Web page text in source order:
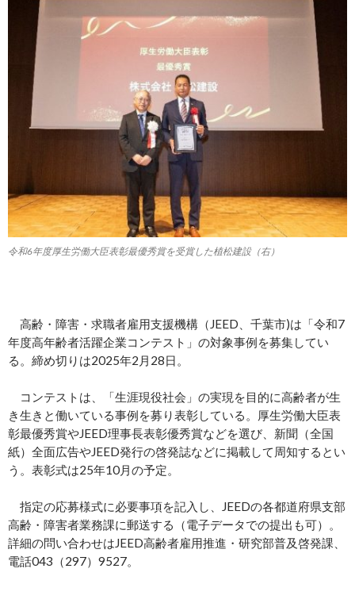
令和6年度厚生労働大臣表彰最優秀賞を受賞した植松建設（右）
高齢・障害・求職者雇用支援機構（JEED、千葉市)は「令和7
年度高年齢者活躍企業コンテスト」の対象事例を募集してい
る。締め切りは2025年2月28日。
コンテストは、「生涯現役社会」の実現を目的に高齢者が生
き生きと働いている事例を募り表彰している。厚生労働大臣表
彰最優秀賞やJEED理事長表彰優秀賞などを選び、新聞（全国
紙）全面広告やJEED発行の啓発誌などに掲載して周知するとい
う。表彰式は25年10月の予定。
指定の応募様式に必要事項を記入し、JEEDの各都道府県支部
高齢・障害者業務課に郵送する（電子データでの提出も可）。
詳細の問い合わせはJEED高齢者雇用推進・研究部普及啓発課、
電話043（297）9527。